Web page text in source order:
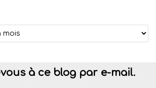
à ce blog par e-mail.